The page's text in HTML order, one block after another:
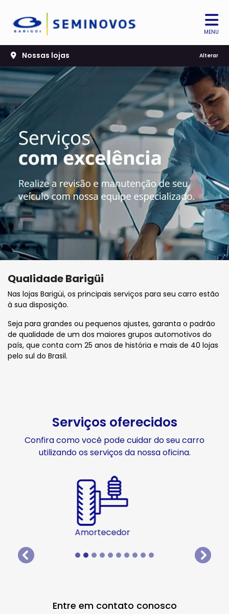
MENU
Nossas lojas Alterar
Qualidade Barigüi
Nas lojas Barigüi, os principais serviços para seu carro estão
à sua disposição.
Seja para grandes ou pequenos ajustes, garanta o padrão
de qualidade de um dos maiores grupos automotivos do
país, que conta com 25 anos de história e mais de 40 lojas
pelo sul do Brasil.
Serviços oferecidos
Confira como você pode cuidar do seu carro
utilizando os serviços da nossa oficina.
templates.template-
Entre em contato conosco